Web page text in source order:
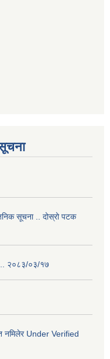
सूचना .. दोस्रो पटक
२०८३/०३/१७
नमिलेर Under Verified